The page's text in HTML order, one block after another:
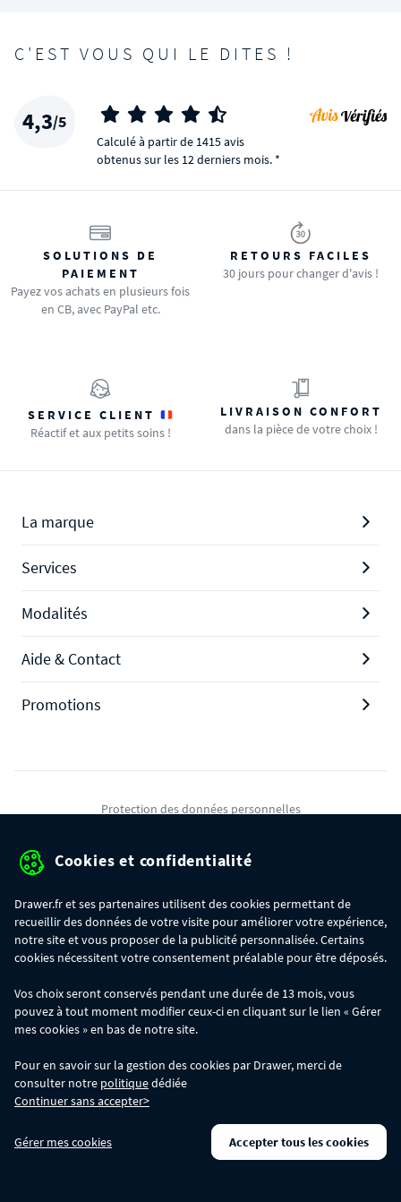
C'EST VOUS QUI LE DITES !
4,3/5
Calculé à partir de 1415 avis
obtenus sur les 12 derniers mois. *
SOLUTIONS DE
PAIEMENT
Payez vos achats en plusieurs fois
en CB, avec PayPal etc.
RETOURS FACILES
30 jours pour changer d'avis !
SERVICE CLIENT
Réactif et aux petits soins !
LIVRAISON CONFORT
dans la pièce de votre choix !
La marque
Services
Modalités
Aide & Contact
Promotions
Protection des données personnelles
Gérer mes cookies
commande :
- 30€ sur votre commande dès 300€ d'achat, avec le code BIKINI30
- 50€ sur votre commande dès 500€ d'achat, avec le code BIKINI50
Les codes BIKINI30, BIKINI50 et BIKINI100 ne sont valables que sur
www.drawer.fr; ils ne sont pas cumulables entre eux, ni avec d'autres codes
promotionnels. La remise se calculera automatiquement dans votre panier
lors de la saisie du code adéquat.
DRAWER DAYS- Du 29/07 au 11/08 inclus : profitez de remises allant jusqu'à
-50% sur une large sélection de produits. Opération valable dans la limite des
Cookies et confidentialité
Drawer.fr et ses partenaires utilisent des cookies permettant de
recueillir des données de votre visite pour améliorer votre expérience,
notre site et vous proposer de la publicité personnalisée. Certains
cookies nécessitent votre consentement préalable pour être déposés.
Vos choix seront conservés pendant une durée de 13 mois, vous
pouvez à tout moment modifier ceux-ci en cliquant sur le lien « Gérer
mes cookies » en bas de notre site.
Pour en savoir sur la gestion des cookies par Drawer, merci de
consulter notre politiquedédiée
Continuer sans accepter>
Gérer mes cookies Accepter tous les cookies